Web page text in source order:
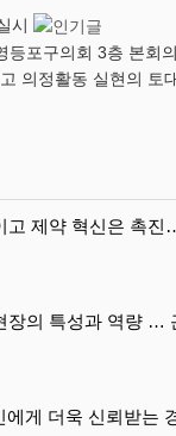
시
포구의회 3층 본회
의정활동 실현의 토
고 제약 혁신은 촉
장의 특성과 역량 …
에게 더욱 신뢰받는